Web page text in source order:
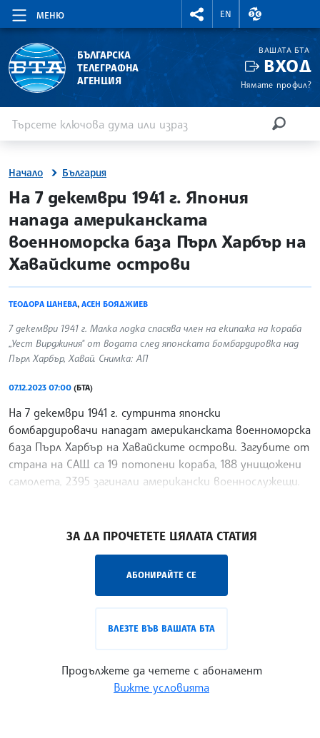
МЕНЮ
RIGHTMENU.SOCIAL
EN
ВАЛУТНИ
БЪЛГАРСКА
ТЕЛЕГРАФНА
АГЕНЦИЯ
ВАШАТА БТА
ВХОД
Нямате профил?
Начало България
site.bta
На 7 декември 1941 г. Япония
напада американската
военноморска база Пърл Харбър на
Хавайските острови
ТЕОДОРА ЦАНЕВА, АСЕН БОЯДЖИЕВ
7 декември 1941 г. Малка лодка спасява член на екипажа на кораба
„Уест Вирджиния" от водата след японската бомбардировка над
Пърл Харбър, Хавай. Снимка: АП
07.12.2023 07:00 (БТА)
На 7 декември 1941 г. сутринта японски
бомбардировачи нападат американската военноморска
база Пърл Харбър на Хавайските острови. Загубите от
страна на САЩ са 19 потопени кораба, 188 унищожени
самолета, 2395 загинали американски военнослужещи.
ЗА ДА ПРОЧЕТЕТЕ ЦЯЛАТА СТАТИЯ
АБОНИРАЙТЕ СЕ
ВЛЕЗТЕ ВЪВ ВАШАТА БТА
Продължете да четете с абонамент
Вижте условията